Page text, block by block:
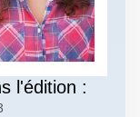
l'édition :